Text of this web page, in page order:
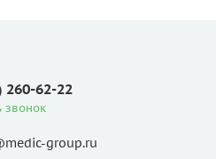
260-62-22
звонок
group.ru